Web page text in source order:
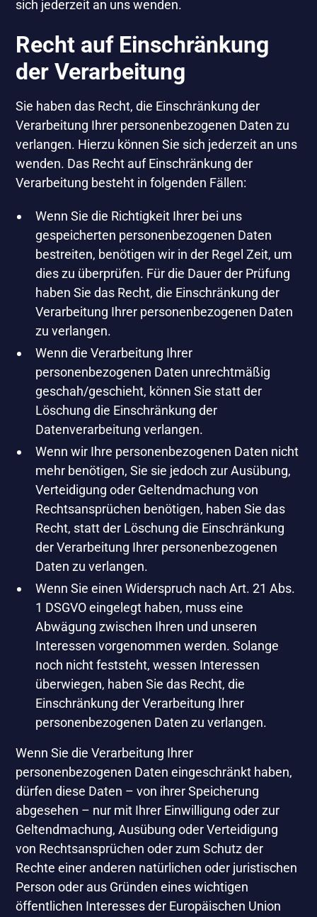
sich jederzeit an uns wenden.
Recht auf Einschränkung
der Verarbeitung
Sie haben das Recht, die Einschränkung der
Verarbeitung Ihrer personenbezogenen Daten zu
verlangen. Hierzu können Sie sich jederzeit an uns
wenden. Das Recht auf Einschränkung der
Verarbeitung besteht in folgenden Fällen:
Wenn Sie die Richtigkeit Ihrer bei uns
gespeicherten personenbezogenen Daten
bestreiten, benötigen wir in der Regel Zeit, um
dies zu überprüfen. Für die Dauer der Prüfung
haben Sie das Recht, die Einschränkung der
Verarbeitung Ihrer personenbezogenen Daten
zu verlangen.
Wenn die Verarbeitung Ihrer
personenbezogenen Daten unrechtmäßig
geschah/geschieht, können Sie statt der
Löschung die Einschränkung der
Datenverarbeitung verlangen.
Wenn wir Ihre personenbezogenen Daten nicht
mehr benötigen, Sie sie jedoch zur Ausübung,
Verteidigung oder Geltendmachung von
Rechtsansprüchen benötigen, haben Sie das
Recht, statt der Löschung die Einschränkung
der Verarbeitung Ihrer personenbezogenen
Daten zu verlangen.
Wenn Sie einen Widerspruch nach Art. 21 Abs.
1 DSGVO eingelegt haben, muss eine
Abwägung zwischen Ihren und unseren
Interessen vorgenommen werden. Solange
noch nicht feststeht, wessen Interessen
überwiegen, haben Sie das Recht, die
Einschränkung der Verarbeitung Ihrer
personenbezogenen Daten zu verlangen.
Wenn Sie die Verarbeitung Ihrer
personenbezogenen Daten eingeschränkt haben,
dürfen diese Daten – von ihrer Speicherung
abgesehen – nur mit Ihrer Einwilligung oder zur
Geltendmachung, Ausübung oder Verteidigung
von Rechtsansprüchen oder zum Schutz der
Rechte einer anderen natürlichen oder juristischen
Person oder aus Gründen eines wichtigen
öffentlichen Interesses der Europäischen Union